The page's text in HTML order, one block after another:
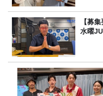
【募
水曜